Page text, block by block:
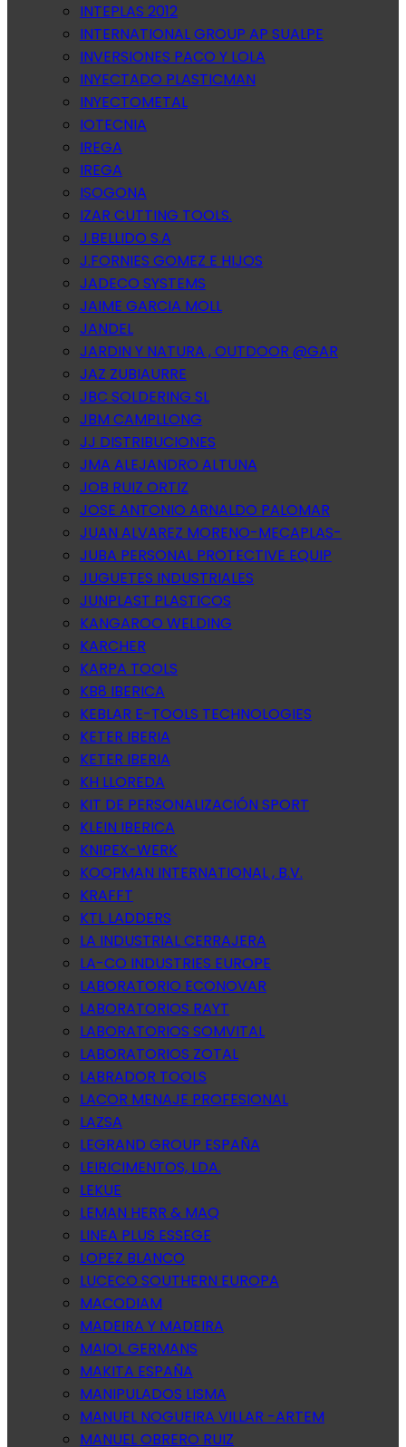
INTEPLAS 2012
INTERNATIONAL GROUP AP SUALPE
INVERSIONES PACO Y LOLA
INYECTADO PLASTICMAN
INYECTOMETAL
IOTECNIA
IREGA
IREGA
ISOGONA
IZAR CUTTING TOOLS.
J.BELLIDO S.A
J.FORNIES GOMEZ E HIJOS
JADECO SYSTEMS
JAIME GARCIA MOLL
JANDEL
JARDIN Y NATURA , OUTDOOR @GAR
JAZ ZUBIAURRE
JBC SOLDERING SL
JBM CAMPLLONG
JJ DISTRIBUCIONES
JMA ALEJANDRO ALTUNA
JOB RUIZ ORTIZ
JOSE ANTONIO ARNALDO PALOMAR
JUAN ALVAREZ MORENO-MECAPLAS-
JUBA PERSONAL PROTECTIVE EQUIP
JUGUETES INDUSTRIALES
JUNPLAST PLASTICOS
KANGAROO WELDING
KARCHER
KARPA TOOLS
KB8 IBERICA
KEBLAR E-TOOLS TECHNOLOGIES
KETER IBERIA
KETER IBERIA
KH LLOREDA
KIT DE PERSONALIZACIÓN SPORT
KLEIN IBERICA
KNIPEX-WERK
KOOPMAN INTERNATIONAL , B.V.
KRAFFT
KTL LADDERS
LA INDUSTRIAL CERRAJERA
LA-CO INDUSTRIES EUROPE
LABORATORIO ECONOVAR
LABORATORIOS RAYT
LABORATORIOS SOMVITAL
LABORATORIOS ZOTAL
LABRADOR TOOLS
LACOR MENAJE PROFESIONAL
LAZSA
LEGRAND GROUP ESPAÑA
LEIRICIMENTOS, LDA.
LEKUE
LEMAN HERR & MAQ
LINEA PLUS ESSEGE
LOPEZ BLANCO
LUCECO SOUTHERN EUROPA
MACODIAM
MADEIRA Y MADEIRA
MAIOL GERMANS
MAKITA ESPAÑA
MANIPULADOS LISMA
MANUEL NOGUEIRA VILLAR -ARTEM
MANUEL OBRERO RUIZ